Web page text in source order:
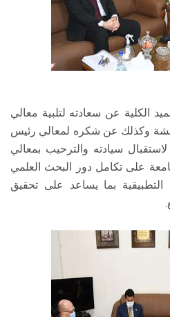
الكلية عن سعادته لتلبية معالي
وكذلك عن شكره لمعالي رئيس
سيادته والترحيب بمعالي
على تكامل دور البحث العلمي
بما يساعد على تحقيق